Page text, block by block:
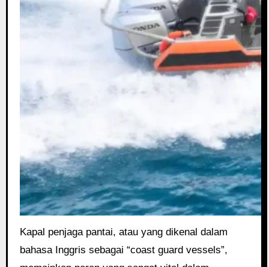
Kapal penjaga pantai, atau yang dikenal dalam
bahasa Inggris sebagai “coast guard vessels”,